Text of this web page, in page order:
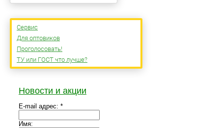
Сервис
Для оптовиков
Проголосовать!
ТУ или ГОСТ что лучше?
Новости и акции
E-mail адрес: *
Имя: